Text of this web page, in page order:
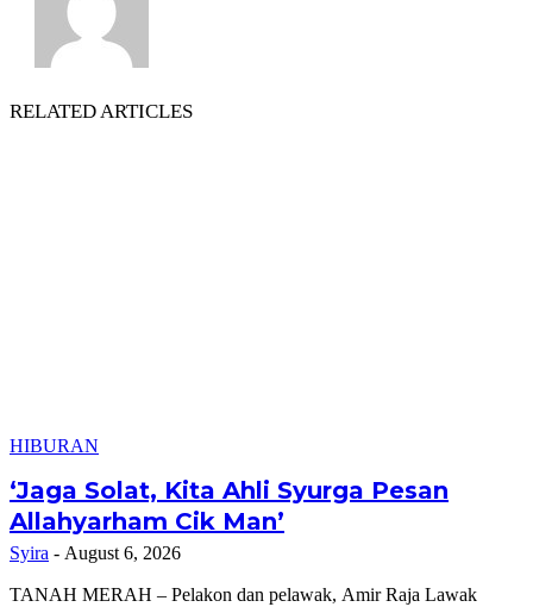
RELATED ARTICLES
HIBURAN
‘Jaga Solat, Kita Ahli Syurga Pesan
Allahyarham Cik Man’
Syira - August 6, 2026
TANAH MERAH – Pelakon dan pelawak, Amir Raja Lawak